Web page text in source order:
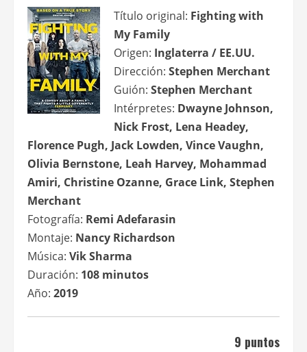
Título original: Fighting with
My Family
Origen: Inglaterra / EE.UU.
Dirección: Stephen Merchant
Guión: Stephen Merchant
Intérpretes: Dwayne Johnson,
Nick Frost, Lena Headey,
Florence Pugh, Jack Lowden, Vince Vaughn,
Olivia Bernstone, Leah Harvey, Mohammad
Amiri, Christine Ozanne, Grace Link, Stephen
Merchant
Fotografía: Remi Adefarasin
Montaje: Nancy Richardson
Música: Vik Sharma
Duración: 108 minutos
Año: 2019
9 puntos